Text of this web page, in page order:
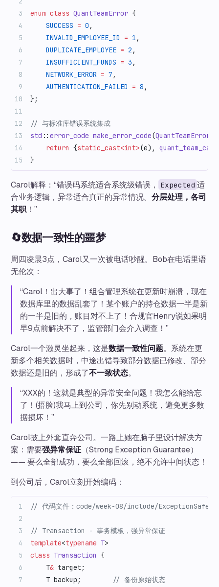
enum class QuantTeamError {
    SUCCESS
= 0 ,
    INVALID_EMPLOYEE_ID
= 1 ,
    DUPLICATE_EMPLOYEE
= 2 ,
    INSUFFICIENT_FUNDS
= 3 ,
    NETWORK_ERROR
= 7 ,
    AUTHENTICATION_FAILED
= 8 ,
};
// 与标准库错误系统集成
std ::error_code make_error_code(QuantTeamError
    return
{static_cast<int>(e),
}
Carol解释：“错误码系统适合系统级错误， Expected 适
合业务逻辑，异常适合真正的异常情况。分层处理，各司
其职 ！”
🔄数据一致性的噩梦
周四凌晨3点，Carol又一次被电话吵醒。Bob在电话里语
无伦次：
“Carol！出大事了！组合管理系统在更新时崩溃，现在
数据库里的数据乱套了！某个账户的持仓数据一半是新
的一半是旧的，账目对不上了！合规官Henry说如果明
早9点前解决不了，监管部门会介入调查！”
Carol一个激灵坐起来，这是数据一致性问题。系统在更
新多个相关数据时，中途出错导致部分数据已修改、部分
数据还是旧的，形成了不一致状态。
“XXX的！这就是典型的异常安全问题！我怎么能给忘
了！(捂脸)我马上到公司，你先别动系统，避免更多数
据损坏！”
Carol披上外套直奔公司。一路上她在脑子里设计解决方
案：需要强异常保证 （Strong Exception Guarantee）
—— 要么全部成功，要么全部回滚，绝不允许中间状态！
到公司后，Carol立刻开始编码：
// 代码文件：code/week-08/include/
// Transaction - 事务模板，强异常保证
template<typename T>
class Transaction {
    T
& target;
    T backup;
        // 备份原始状态